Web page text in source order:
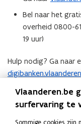
Bel naar het
overheid 0800-
19 uur)
Hulp nodig? Ga naar
(
Deel deze pagina
Vlaanderen.be
surfervaring te
Sommige cookies